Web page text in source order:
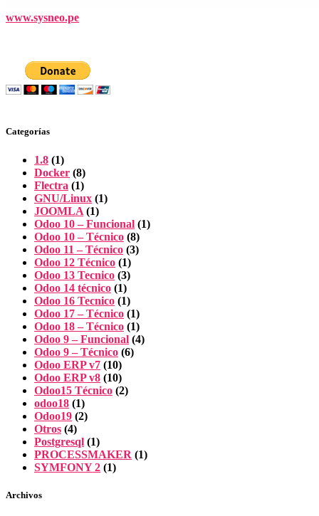
www.sysneo.pe
Categorías
1.8 (1)
Docker (8)
Flectra (1)
GNU/Linux (1)
JOOMLA (1)
Odoo 10 – Funcional (1)
Odoo 10 – Técnico (8)
Odoo 11 – Técnico (3)
Odoo 12 Técnico (1)
Odoo 13 Tecnico (3)
Odoo 14 técnico (1)
Odoo 16 Tecnico (1)
Odoo 17 – Técnico (1)
Odoo 18 – Técnico (1)
Odoo 9 – Funcional (4)
Odoo 9 – Técnico (6)
Odoo ERP v7 (10)
Odoo ERP v8 (10)
Odoo15 Técnico (2)
odoo18 (1)
Odoo19 (2)
Otros (4)
Postgresql (1)
PROCESSMAKER (1)
SYMFONY 2 (1)
Archivos